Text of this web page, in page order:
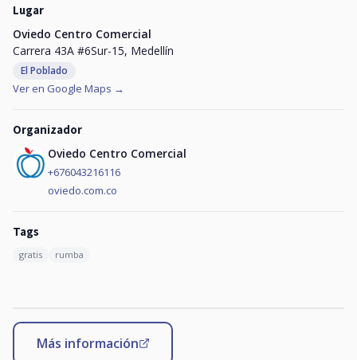
Lugar
Oviedo Centro Comercial
Carrera 43A #6Sur-15, Medellín
El Poblado
Ver en Google Maps →
Organizador
Oviedo Centro Comercial
+676043216116
oviedo.com.co
Tags
gratis rumba
Más información